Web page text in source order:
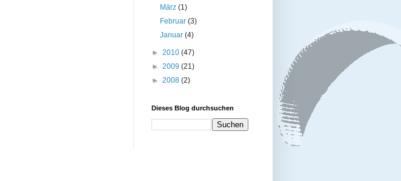
März(1)
Februar(3)
Januar(4)
► 2010 (47)
► 2009 (21)
► 2008 (2)
Dieses Blog durchsuchen